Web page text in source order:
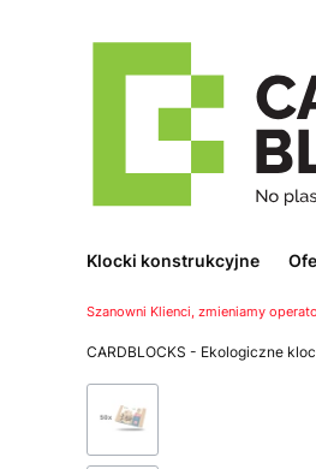
Klocki konstrukcyjne
Szanowni Klienci, zmieniamy
CARDBLOCKS - Ekologiczne